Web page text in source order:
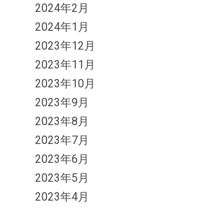
2024年2月
2024年1月
2023年12月
2023年11月
2023年10月
2023年9月
2023年8月
2023年7月
2023年6月
2023年5月
2023年4月